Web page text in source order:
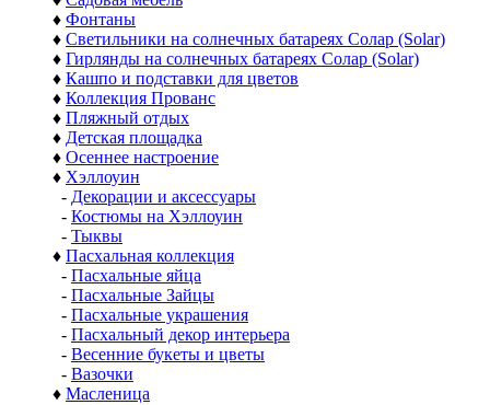
♦ Фонтаны
♦ Светильники на солнечных батареях Солар (Solar)
♦ Гирлянды на солнечных батареях Солар (Solar)
♦ Кашпо и подставки для цветов
♦ Коллекция Прованс
♦ Пляжный отдых
♦ Детская площадка
♦ Осеннее настроение
♦ Хэллоуин
- Декорации и аксессуары
- Костюмы на Хэллоуин
- Тыквы
♦ Пасхальная коллекция
- Пасхальные яйца
- Пасхальные Зайцы
- Пасхальные украшения
- Пасхальный декор интерьера
- Весенние букеты и цветы
- Вазочки
♦ Масленица